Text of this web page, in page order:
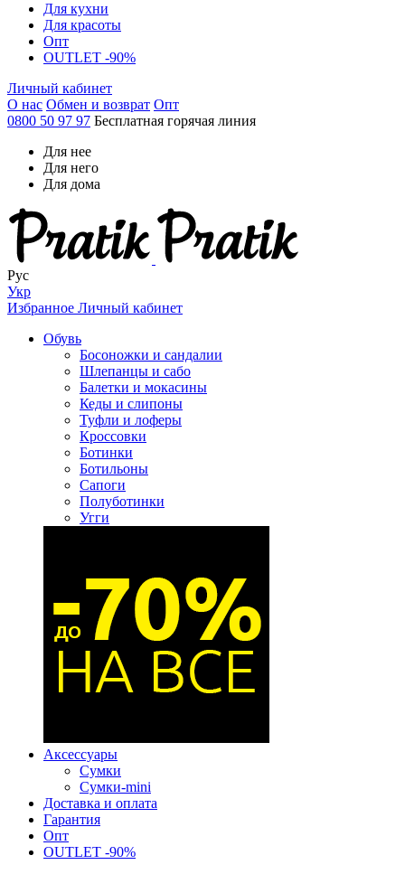
Для кухни
Для красоты
Опт
OUTLET -90%
Личный кабинет
О нас Обмен и возврат Опт
0800 50 97 97 Бесплатная горячая линия
Для нее
Для него
Для дома
Рус
Укр
Избранное Личный кабинет
Обувь
Босоножки и сандалии
Шлепанцы и сабо
Балетки и мокасины
Кеды и слипоны
Туфли и лоферы
Кроссовки
Ботинки
Ботильоны
Сапоги
Полуботинки
Угги
Аксессуары
Сумки
Сумки-mini
Доставка и оплата
Гарантия
Опт
OUTLET -90%